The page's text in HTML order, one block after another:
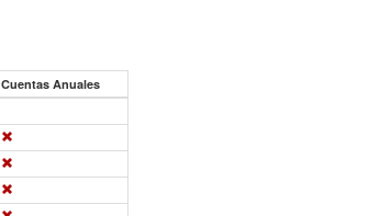
Cuentas Anuales